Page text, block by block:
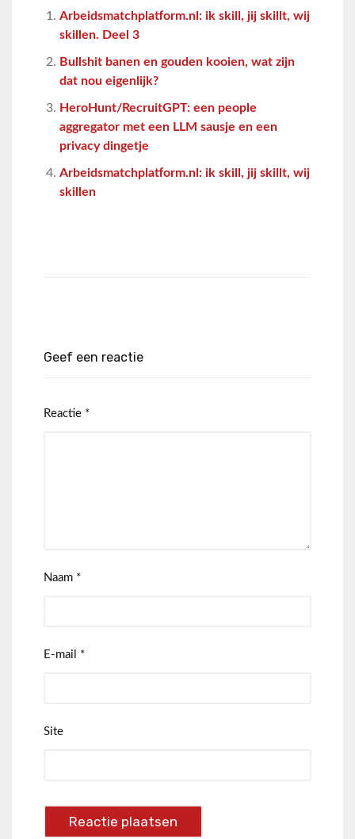
Arbeidsmatchplatform.nl: ik skill, jij skillt, wij
skillen. Deel 3
Bullshit banen en gouden kooien, wat zijn
dat nou eigenlijk?
HeroHunt/RecruitGPT: een people
aggregator met een LLM sausje en een
privacy dingetje
Arbeidsmatchplatform.nl: ik skill, jij skillt, wij
skillen
Geef een reactie
Reactie *
Naam *
E-mail *
Site